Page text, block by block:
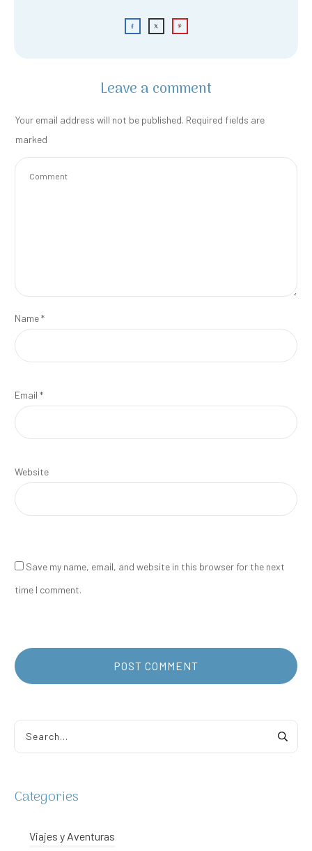
Leave a comment
Your email address will not be published. Required fields are
marked
Name*
Email *
Website
Save my name, email, and website in this browser for the next
time I comment.
POST COMMENT
Categories
Viajes y Aventuras